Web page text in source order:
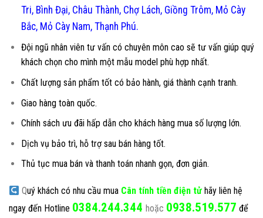
Tri, Bình Đại, Châu Thành, Chợ Lách, Giồng Trôm, Mỏ Cày
Bắc, Mỏ Cày Nam, Thạnh Phú.
Đội ngũ nhân viên tư vấn có chuyên môn cao sẽ tư vấn giúp quý
khách chọn cho mình một mẫu model phù hợp nhất.
Chất lượng sản phẩm tốt có bảo hành, giá thành cạnh tranh.
Giao hàng toàn quốc.
Chính sách ưu đãi hấp dẫn cho khách hàng mua số lượng lớn.
Dịch vụ bảo trì, hỗ trợ sau bán hàng tốt.
Thủ tục mua bán và thanh toán nhanh gọn, đơn giản.
Quý khách có nhu cầu mua Cân tính tiền điện tử hãy liên hệ
ngay đến Hotline 0384.244.344 hoặc 0938.519.577 để